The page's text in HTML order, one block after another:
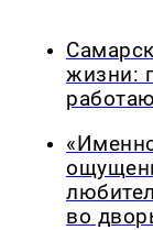
жизни:
во